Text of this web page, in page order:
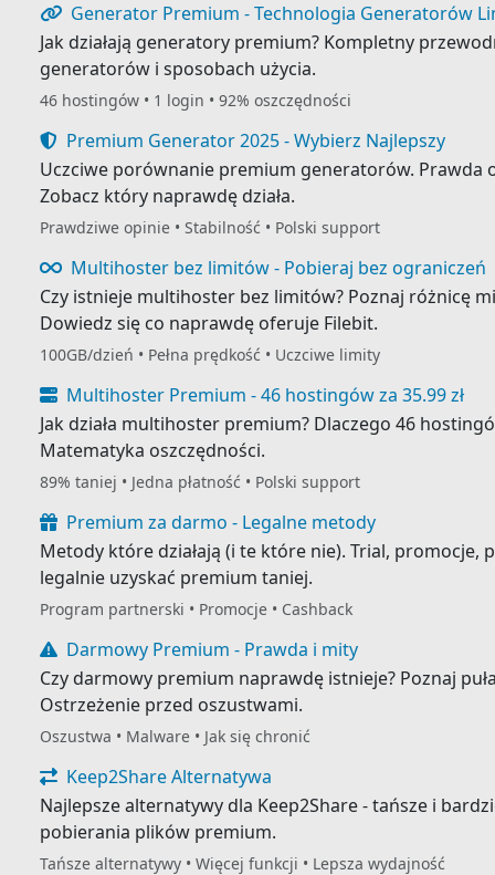
Generator Premium - Technologia Generatorów
Jak działają generatory premium? Kompletny
generatorów i sposobach użycia.
46 hostingów • 1 login • 92% oszczędności
Premium Generator 2025 - Wybierz Najlepszy
Uczciwe porównanie premium generatorów. Prawda
Zobacz który naprawdę działa.
Prawdziwe opinie • Stabilność • Polski support
Multihoster bez limitów - Pobieraj bez ograniczeń
Czy istnieje multihoster bez limitów? Poznaj różnicę
Dowiedz się co naprawdę oferuje Filebit.
100GB/dzień • Pełna prędkość • Uczciwe limity
Multihoster Premium - 46 hostingów za 35.99 zł
Jak działa multihoster premium? Dlaczego 46
Matematyka oszczędności.
89% taniej • Jedna płatność • Polski support
Premium za darmo - Legalne metody
Metody które działają (i te które nie). Trial,
legalnie uzyskać premium taniej.
Program partnerski • Promocje • Cashback
Darmowy Premium - Prawda i mity
Czy darmowy premium naprawdę istnieje? Poznaj
Ostrzeżenie przed oszustwami.
Oszustwa • Malware • Jak się chronić
Keep2Share Alternatywa
Najlepsze alternatywy dla Keep2Share - tańsze i
pobierania plików premium.
Tańsze alternatywy • Więcej funkcji • Lepsza wydajność